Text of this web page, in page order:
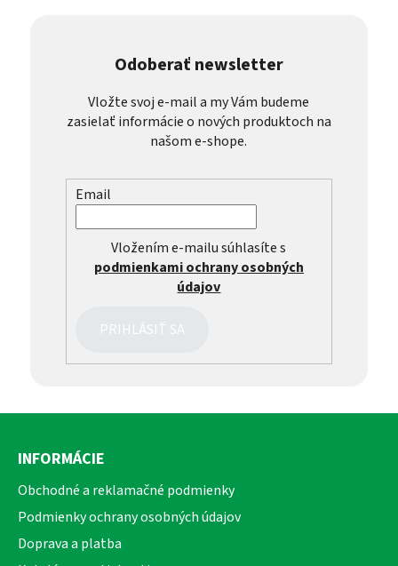
Odoberať newsletter
Vložte svoj e-mail a my Vám budeme
zasielať informácie o nových produktoch na
našom e-shope.
Email
Vložením e-mailu súhlasíte s
podmienkami ochrany osobných
údajov
PRIHLÁSIŤ SA
Z
INFORMÁCIE
Obchodné a reklamačné podmienky
Podmienky ochrany osobných údajov
Doprava a platba